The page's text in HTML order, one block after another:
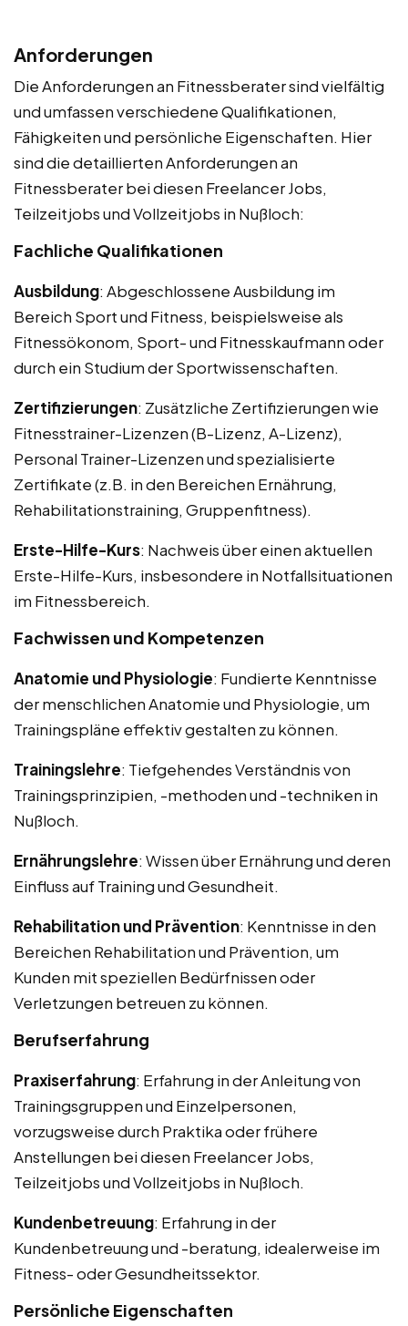
Anforderungen
Die Anforderungen an Fitnessberater sind vielfältig
und umfassen verschiedene Qualifikationen,
Fähigkeiten und persönliche Eigenschaften. Hier
sind die detaillierten Anforderungen an
Fitnessberater bei diesen Freelancer Jobs,
Teilzeitjobs und Vollzeitjobs in Nußloch:
Fachliche Qualifikationen
Ausbildung: Abgeschlossene Ausbildung im
Bereich Sport und Fitness, beispielsweise als
Fitnessökonom, Sport- und Fitnesskaufmann oder
durch ein Studium der Sportwissenschaften.
Zertifizierungen: Zusätzliche Zertifizierungen wie
Fitnesstrainer-Lizenzen (B-Lizenz, A-Lizenz),
Personal Trainer-Lizenzen und spezialisierte
Zertifikate (z.B. in den Bereichen Ernährung,
Rehabilitationstraining, Gruppenfitness).
Erste-Hilfe-Kurs: Nachweis über einen aktuellen
Erste-Hilfe-Kurs, insbesondere in Notfallsituationen
im Fitnessbereich.
Fachwissen und Kompetenzen
Anatomie und Physiologie: Fundierte Kenntnisse
der menschlichen Anatomie und Physiologie, um
Trainingspläne effektiv gestalten zu können.
Trainingslehre: Tiefgehendes Verständnis von
Trainingsprinzipien, -methoden und -techniken in
Nußloch.
Ernährungslehre: Wissen über Ernährung und deren
Einfluss auf Training und Gesundheit.
Rehabilitation und Prävention: Kenntnisse in den
Bereichen Rehabilitation und Prävention, um
Kunden mit speziellen Bedürfnissen oder
Verletzungen betreuen zu können.
Berufserfahrung
Praxiserfahrung: Erfahrung in der Anleitung von
Trainingsgruppen und Einzelpersonen,
vorzugsweise durch Praktika oder frühere
Anstellungen bei diesen Freelancer Jobs,
Teilzeitjobs und Vollzeitjobs in Nußloch.
Kundenbetreuung: Erfahrung in der
Kundenbetreuung und -beratung, idealerweise im
Fitness- oder Gesundheitssektor.
Persönliche Eigenschaften